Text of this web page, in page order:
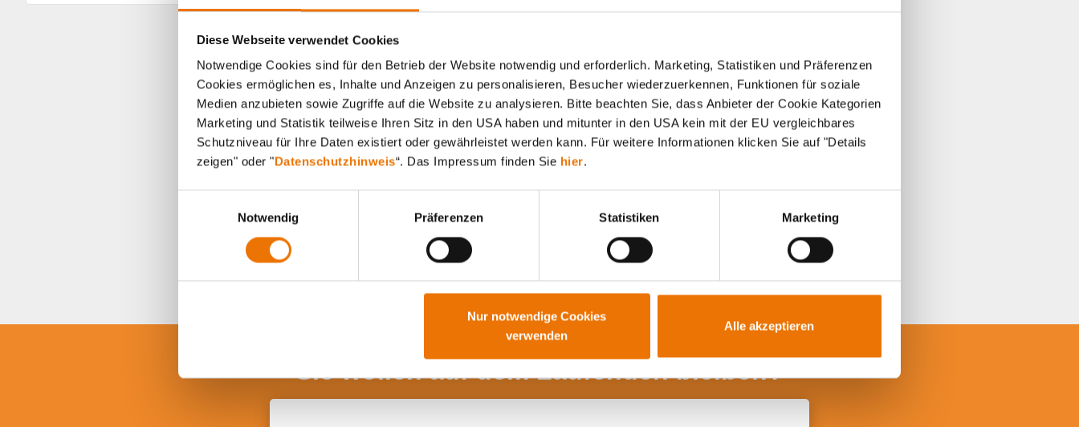
Diese Webseite verwendet Cookies
Notwendige Cookies sind für den Betrieb der Website notwendig und erforderlich. Marketing, Statistiken und Präferenzen
Cookies ermöglichen es, Inhalte und Anzeigen zu personalisieren, Besucher wiederzuerkennen, Funktionen für soziale
Medien anzubieten sowie Zugriffe auf die Website zu analysieren. Bitte beachten Sie, dass Anbieter der Cookie Kategorien
Marketing und Statistik teilweise Ihren Sitz in den USA haben und mitunter in den USA kein mit der EU vergleichbares
Schutzniveau für Ihre Daten existiert oder gewährleistet werden kann. Für weitere Informationen klicken Sie auf "Details
zeigen" oder "Datenschutzhinweis“. Das Impressum finden Sie hier.
u
Notwendig Präferenzen Statistiken Marketing
Nur notwendige Cookies
verwenden
Alle akzeptieren
Alle Artikel durchsuchen
Sie wollen auf dem Laufenden bleiben?